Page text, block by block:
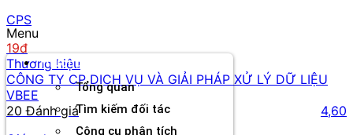
Menu
Thương hiệu
Tổng quan
Tìm kiếm đối tác
Công cụ phân tích
CPS
19đ
Thương hiệu
CÔNG TY CP DỊCH VỤ VÀ GIẢI PHÁP XỬ LÝ DỮ LIỆU
VBEE
20 Đánh giá
4,60